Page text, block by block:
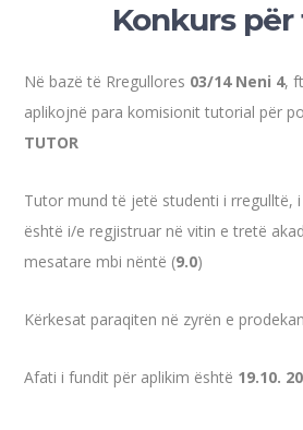
Konkurs
Në bazë të Rregullores 03/14 Neni 4,
aplikojnë para komisionit tutorial për
TUTOR
Tutor mund të jetë studenti i rregulltë,
është i/e regjistruar në vitin e tretë
mesatare mbi nëntë (9.0)
Kërkesat paraqiten në zyrën e
Afati i fundit për aplikim është 19.10.